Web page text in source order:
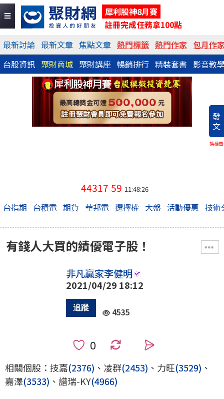
犀利股神8月賽
註冊完成任務拿100點
最新討論 最新文章 焦點文章 熱門標籤 熱門作家 包月作
台股資訊 聚財商城 聚財講座 暢銷排行 精裝套書 影音教
發
文
換稿費
44317 59 11:48:26
台指期 台積電 期貨 華邦電 選擇權 大盤 活動優惠 技術
有錢人大買的績優電子股！
非凡贏家李健明
2021/04/29 18:12
4535
相關個股：技嘉(2376) 、凌群(2453) 、力旺(3529) 、
嘉澤(3533) 、譜瑞-KY(4966)